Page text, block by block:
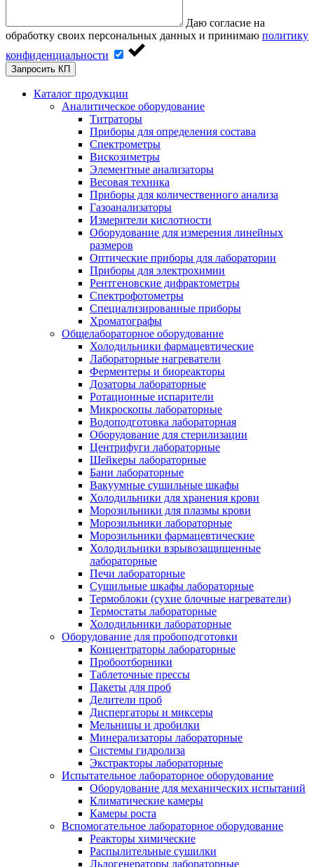
Даю согласие на
обработку своих персональных данных и принимаю политику
конфиденциальности
Запросить КП
Каталог продукции
Аналитическое оборудование
Титраторы
Приборы для определения состава
Спектрометры
Вискозиметры
Элементные анализаторы
Весовая техника
Приборы для количественного анализа
Газоанализаторы
Измерители кислотности
Оборудование для измерения линейных
размеров
Оптические приборы для лаборатории
Приборы для электрохимии
Рентгеновские дифрактометры
Спектрофотометры
Специализированные приборы
Хроматографы
Общелабораторное оборудование
Холодильники фармацевтические
Лабораторные нагреватели
Ферментеры и биореакторы
Дозаторы лабораторные
Ротационные испарители
Микроскопы лабораторные
Водоподготовка лабораторная
Оборудование для стерилизации
Центрифуги лабораторные
Шейкеры лабораторные
Бани лабораторные
Вакуумные сушильные шкафы
Холодильники для хранения крови
Морозильники для плазмы крови
Морозильники лабораторные
Морозильники фармацевтические
Холодильники взрывозащищенные
лабораторные
Печи лабораторные
Сушильные шкафы лабораторные
Термоблоки (сухие блочные нагреватели)
Термостаты лабораторные
Холодильники лабораторные
Оборудование для пробоподготовки
Концентраторы лабораторные
Пробоотборники
Таблеточные прессы
Пакеты для проб
Делители проб
Диспергаторы и миксеры
Мельницы и дробилки
Минерализаторы лабораторные
Системы гидролиза
Экстракторы лабораторные
Испытательное лабораторное оборудование
Оборудование для механических испытаний
Климатические камеры
Камеры роста
Вспомогательное лабораторное оборудование
Реакторы химические
Распылительные сушилки
Льдогенераторы лабораторные